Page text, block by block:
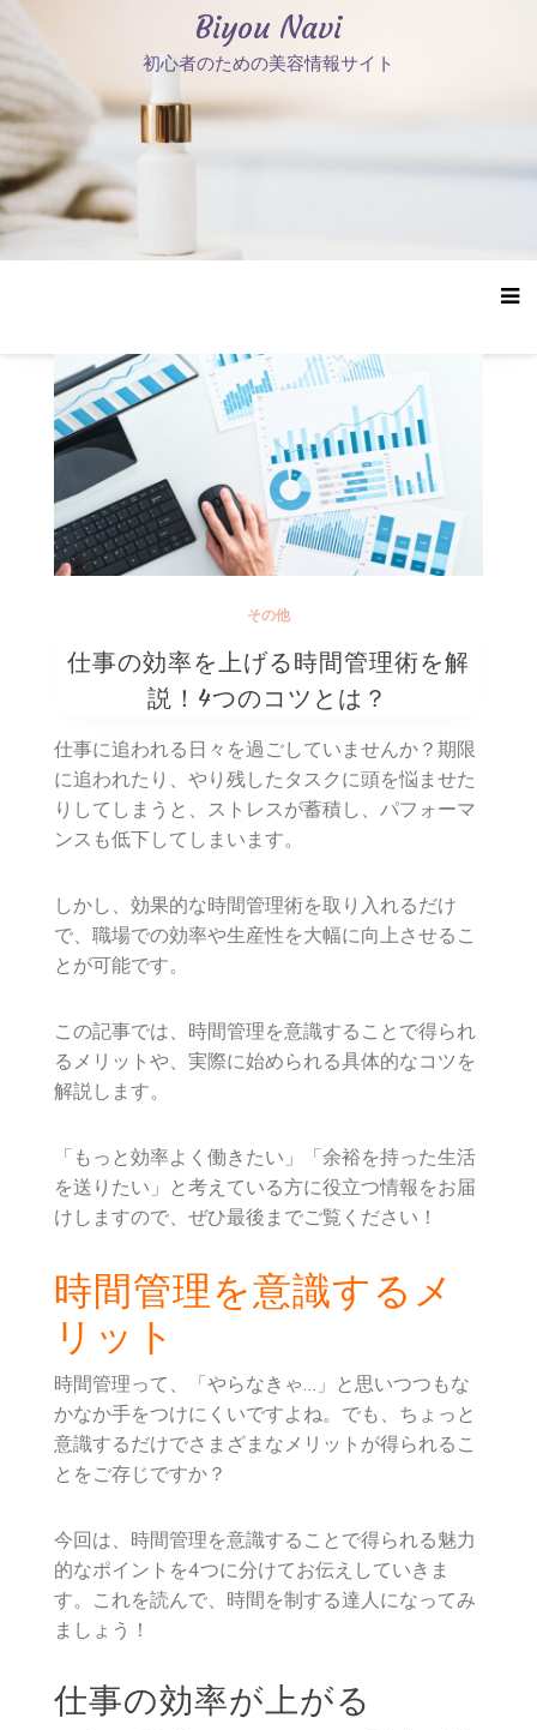
テ
ン
ツ
へ
ス
キ
ッ
Biyou Navi
初心者のための美容情報サイト
その他
仕事の効率を上げる時間管理術を解
説！4つのコツとは？
仕事に追われる日々を過ごしていませんか？期限
に追われたり、やり残したタスクに頭を悩ませた
りしてしまうと、ストレスが蓄積し、パフォーマ
ンスも低下してしまいます。
しかし、効果的な時間管理術を取り入れるだけ
で、職場での効率や生産性を大幅に向上させるこ
とが可能です。
この記事では、時間管理を意識することで得られ
るメリットや、実際に始められる具体的なコツを
解説します。
「もっと効率よく働きたい」「余裕を持った生活
を送りたい」と考えている方に役立つ情報をお届
けしますので、ぜひ最後までご覧ください！
時間管理を意識するメ
リット
時間管理って、「やらなきゃ…」と思いつつもな
かなか手をつけにくいですよね。でも、ちょっと
意識するだけでさまざまなメリットが得られるこ
とをご存じですか？
今回は、時間管理を意識することで得られる魅力
的なポイントを4つに分けてお伝えしていきま
す。これを読んで、時間を制する達人になってみ
ましょう！
仕事の効率が上がる